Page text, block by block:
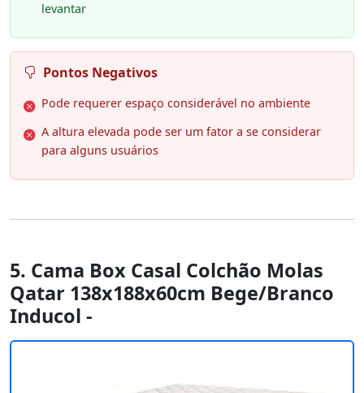
levantar
Pontos Negativos
Pode requerer espaço considerável no ambiente
A altura elevada pode ser um fator a se considerar
para alguns usuários
5. Cama Box Casal Colchão Molas
Qatar 138x188x60cm Bege/Branco
Inducol -